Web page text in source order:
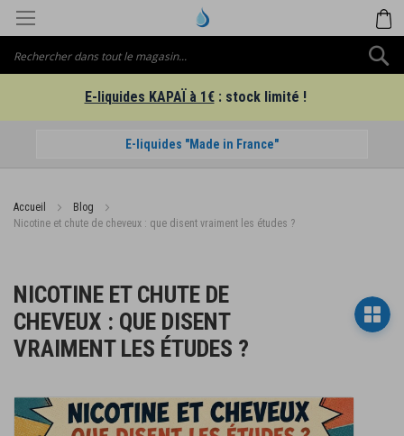
Aller
E-liquides KAPAÏ à 1€ : stock limité !
E-liquides "Made in France"
Accueil
Blog
Nicotine et chute de cheveux : que disent vraiment les études ?
NICOTINE ET CHUTE DE
CHEVEUX : QUE DISENT
VRAIMENT LES ÉTUDES ?